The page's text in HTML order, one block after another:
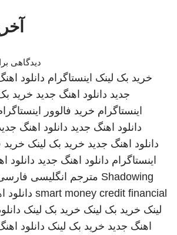
دیدگاهی
خرید بک لینک اینستاگرام دانلود
جدید دانلود اهنگ جدید خرید
اینستاگرام خرید فالوور
دانلود اهنگ جدید دانلود اهنگ
دانلود اهنگ جدید خرید بک لینک خرید
اینستاگرام دانلود اهنگ جدید دانلود
Shadowing مترجم انگلیسی
smart money credit financial دانلود
لینک خرید بک لینک خرید بک لینک
اهنگ جدید خرید بک لینک دانلود